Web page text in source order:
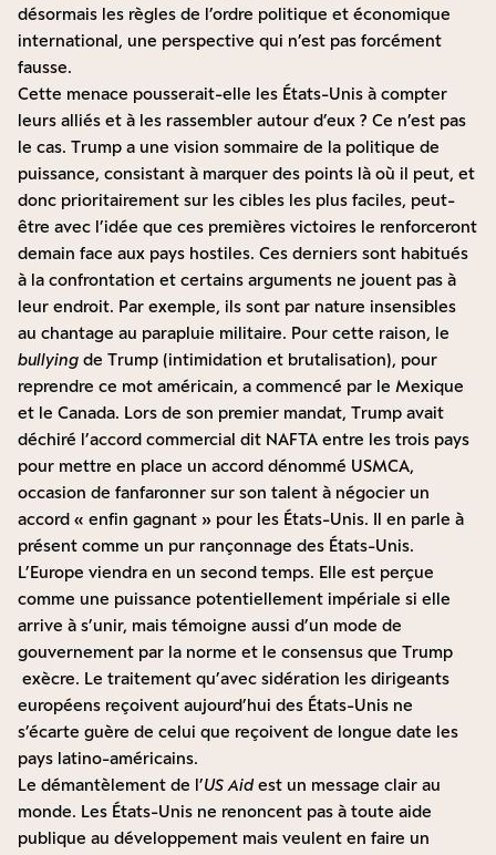
désormais les règles de l’ordre politique et économique
international, une perspective qui n’est pas forcément
fausse.
Cette menace pousserait-elle les États-Unis à compter
leurs alliés et à les rassembler autour d’eux ? Ce n’est pas
le cas. Trump a une vision sommaire de la politique de
puissance, consistant à marquer des points là où il peut, et
donc prioritairement sur les cibles les plus faciles, peut-
être avec l’idée que ces premières victoires le renforceront
demain face aux pays hostiles. Ces derniers sont habitués
à la confrontation et certains arguments ne jouent pas à
leur endroit. Par exemple, ils sont par nature insensibles
au chantage au parapluie militaire. Pour cette raison, le
bullying de Trump (intimidation et brutalisation), pour
reprendre ce mot américain, a commencé par le Mexique
et le Canada. Lors de son premier mandat, Trump avait
déchiré l’accord commercial dit NAFTA entre les trois pays
pour mettre en place un accord dénommé USMCA,
occasion de fanfaronner sur son talent à négocier un
accord « enfin gagnant » pour les États-Unis. Il en parle à
présent comme un pur rançonnage des États-Unis.
L’Europe viendra en un second temps. Elle est perçue
comme une puissance potentiellement impériale si elle
arrive à s’unir, mais témoigne aussi d’un mode de
gouvernement par la norme et le consensus que Trump
exècre. Le traitement qu’avec sidération les dirigeants
européens reçoivent aujourd’hui des États-Unis ne
s’écarte guère de celui que reçoivent de longue date les
pays latino-américains.
Le démantèlement de l’US Aidest un message clair au
monde. Les États-Unis ne renoncent pas à toute aide
publique au développement mais veulent en faire un